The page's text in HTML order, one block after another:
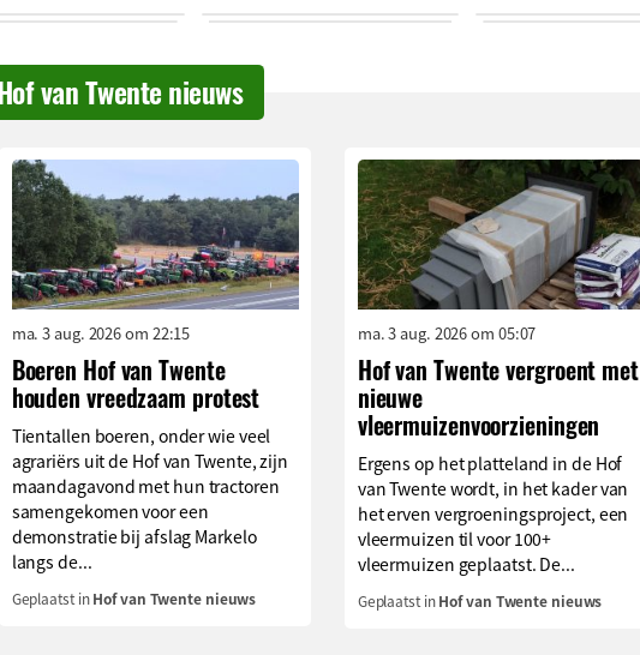
van Twente nieuws
ma. 3 aug. 2026 om 22:15
Boeren Hof van Twente
houden vreedzaam protest
Tientallen boeren, onder wie veel
agrariërs uit de Hof van Twente, zijn
maandagavond met hun tractoren
samengekomen voor een
demonstratie bij afslag Markelo
langs de...
Geplaatst inHof van Twente nieuws
ma. 3 aug. 2026 om 05:07
Hof van Twente vergroent met
nieuwe
vleermuizenvoorzieningen
Ergens op het platteland in de Hof
van Twente wordt, in het kader van
het erven vergroeningsproject, een
vleermuizen til voor 100+
vleermuizen geplaatst. De...
Geplaatst inHof van Twente nieuws